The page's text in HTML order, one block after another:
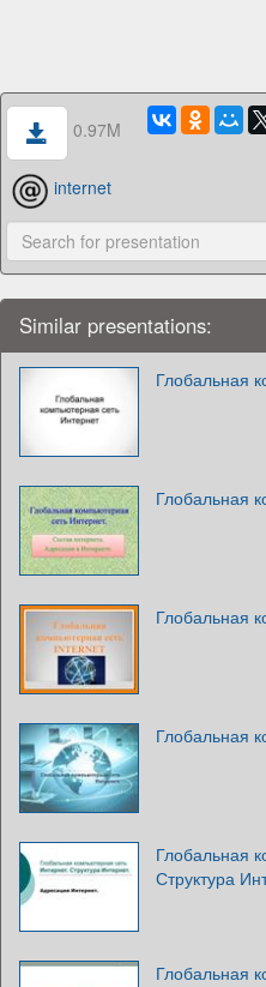
0.97M
internet
Similar presentations:
Глобальная
Глобальная
Глобальная
Глобальная
Глобальная
Структура
Глобальная